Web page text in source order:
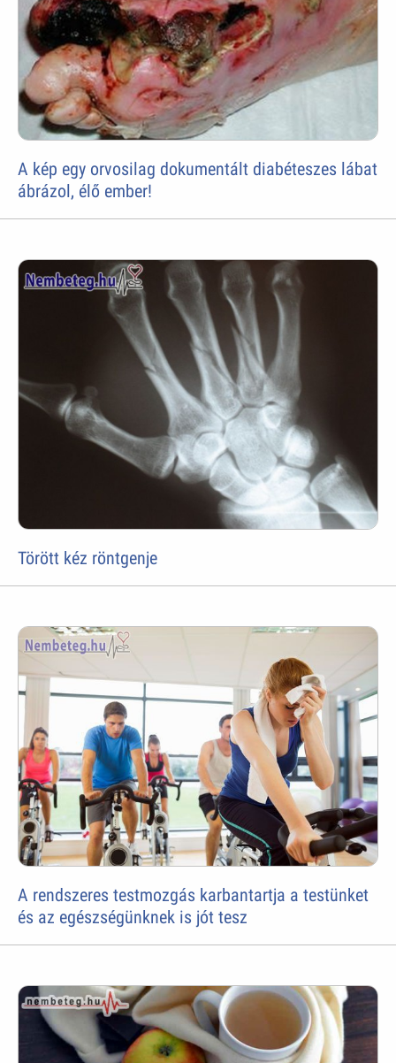
A kép egy orvosilag dokumentált diabéteszes lábat
ábrázol, élő ember!
Törött kéz röntgenje
A rendszeres testmozgás karbantartja a testünket
és az egészségünknek is jót tesz